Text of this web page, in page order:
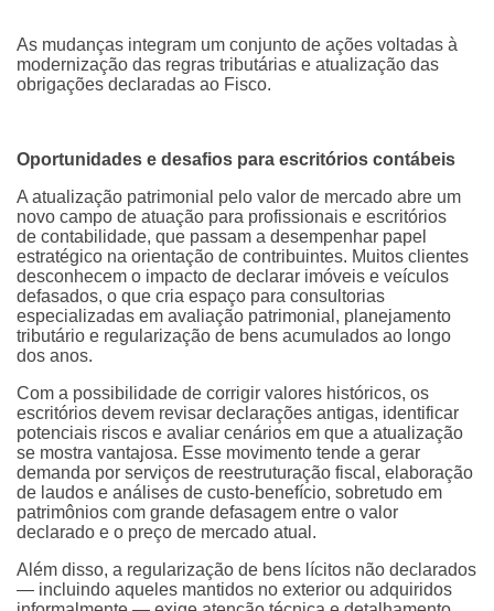
As mudanças integram um conjunto de ações voltadas à
modernização das regras tributárias e atualização das
obrigações declaradas ao Fisco.
Oportunidades e desafios para escritórios contábeis
A atualização patrimonial pelo valor de mercado abre um
novo campo de atuação para profissionais e escritórios
de contabilidade, que passam a desempenhar papel
estratégico na orientação de contribuintes. Muitos clientes
desconhecem o impacto de declarar imóveis e veículos
defasados, o que cria espaço para consultorias
especializadas em avaliação patrimonial, planejamento
tributário e regularização de bens acumulados ao longo
dos anos.
Com a possibilidade de corrigir valores históricos, os
escritórios devem revisar declarações antigas, identificar
potenciais riscos e avaliar cenários em que a atualização
se mostra vantajosa. Esse movimento tende a gerar
demanda por serviços de reestruturação fiscal, elaboração
de laudos e análises de custo-benefício, sobretudo em
patrimônios com grande defasagem entre o valor
declarado e o preço de mercado atual.
Além disso, a regularização de bens lícitos não declarados
— incluindo aqueles mantidos no exterior ou adquiridos